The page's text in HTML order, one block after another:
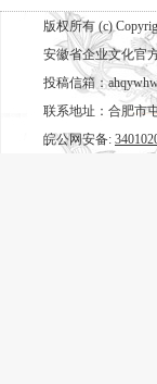
版权所有 (c)
安徽省企业文化官
投稿信箱：
联系地址：合肥市
皖公网安备: